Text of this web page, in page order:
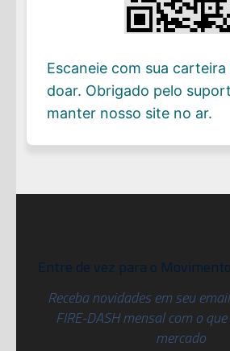
Escaneie com sua
doar. Obrigado pelo
manter nosso site no ar.
Entre de vez para o
Receba novidades em seu
FIRE-DASH mensal com o
mercado